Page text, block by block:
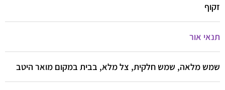
זקוף
תנאי אור
שמש מלאה, שמש חלקית, צל מלא, בבית במקום מואר היטב